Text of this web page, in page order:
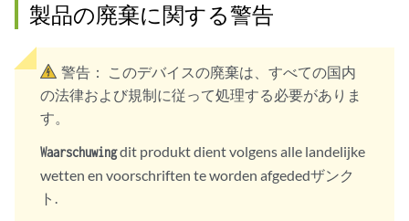
製品の廃棄に関する警告
警告：
このデバイスの廃棄は、すべての国内
の法律および規制に従って処理する必要がありま
す。
Waarschuwingdit produkt dient volgens alle landelijke
wetten en voorschriften te worden afgededザンク
ト.